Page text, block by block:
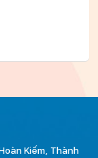
Kiếm, Thành